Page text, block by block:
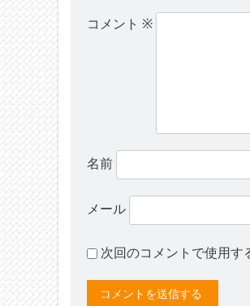
コメント ※
名前
メール
次回のコメントで使用す